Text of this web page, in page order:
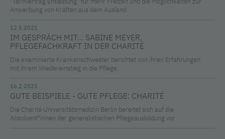
Anwerbung von Kräften aus dem Ausland
12.5.2021
IM GESPRÄCH MIT... SABINE MEYER,
PFLEGEFACHKRAFT IN DER CHARITÉ
Die examinierte Krankenschwester berichtet von ihren Erfahrungen
mit ihrem Wiedereinstieg in die Pflege.
16.2.2021
GUTE BEISPIELE - GUTE PFLEGE: CHARITÉ
Die Charité Universitätsmedizin Berlin bereitet sich auf die
Absolvent*innen der generalistischen Pflegeausbildung vor